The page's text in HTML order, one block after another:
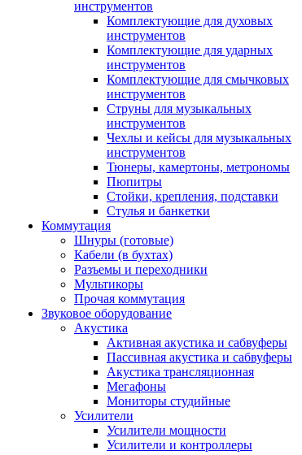
инструментов
Комплектующие для духовых
инструментов
Комплектующие для ударных
инструментов
Комплектующие для смычковых
инструментов
Струны для музыкальных
инструментов
Чехлы и кейсы для музыкальных
инструментов
Тюнеры, камертоны, метрономы
Пюпитры
Стойки, крепления, подставки
Стулья и банкетки
Коммутация
Шнуры (готовые)
Кабели (в бухтах)
Разъемы и переходники
Мультикоры
Прочая коммутация
Звуковое оборудование
Акустика
Активная акустика и сабвуферы
Пассивная акустика и сабвуферы
Акустика трансляционная
Мегафоны
Мониторы студийные
Усилители
Усилители мощности
Усилители и контроллеры